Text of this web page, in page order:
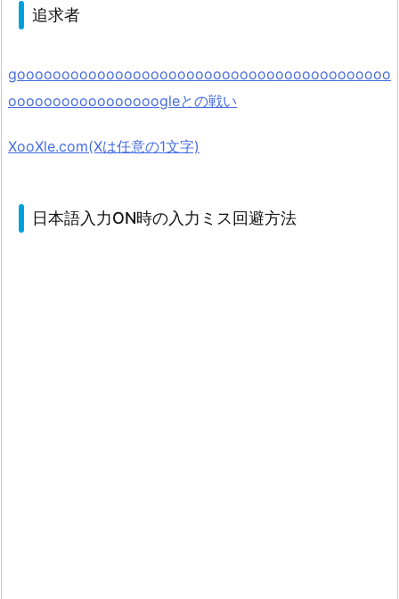
追求者
goooooooooooooooooooooooooooooooooooooooooo
ooooooooooooooooogleとの戦い
XooXle.com(Xは任意の1文字)
日本語入力ON時の入力ミス回避方法